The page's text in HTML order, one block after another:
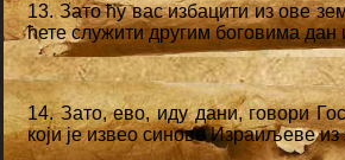
13. Зато ћу вас избацити из ове
ћете служити другим боговима
14. Зато, ево, иду дани, говори
који је извео синове Израиљеве